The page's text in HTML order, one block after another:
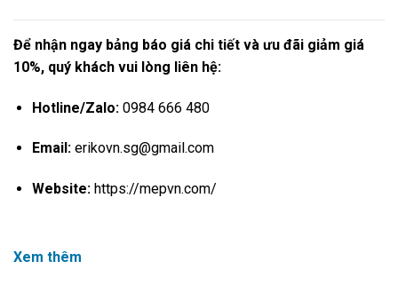
Để nhận ngay bảng báo giá chi tiết và ưu đãi giảm giá
10%, quý khách vui lòng liên hệ:
Hotline/Zalo:0984 666 480
Email:erikovn.sg@gmail.com
Website: https://mepvn.com/
Xem thêm